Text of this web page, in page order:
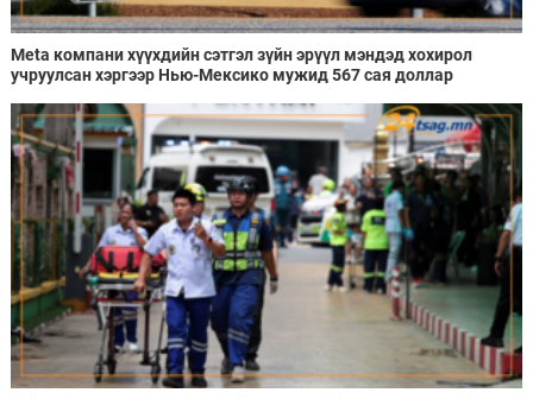
Meta компани хүүхдийн сэтгэл зүйн эрүүл мэндэд хохирол
учруулсан хэргээр Нью-Мексико мужид 567 сая доллар